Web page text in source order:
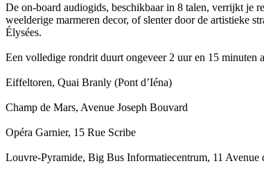
De on-board audiogids, beschikbaar in 8 talen, verrijkt je
weelderige marmeren decor, of slenter door de artistieke
Élysées.
Een volledige rondrit duurt ongeveer 2 uur en 15 minuten
Eiffeltoren, Quai Branly (Pont d’Iéna)
Champ de Mars, Avenue Joseph Bouvard
Opéra Garnier, 15 Rue Scribe
Louvre-Pyramide, Big Bus Informatiecentrum, 11 Avenue